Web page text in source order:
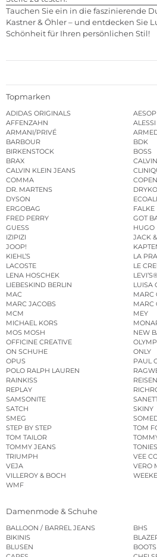
Tauchen Sie ein in die faszinierende
Kastner & Öhler – und entdecken Sie
Schönheit für Ihren persönlichen Stil!
Topmarken
ADIDAS ORIGINALS
AESOP
AFFENZAHN
ALESSI
ARMANI/PRIVÉ
BARBOUR
BDK
BIRKENSTOCK
BOSS
BRAX
CALVIN KLEIN JEANS
COMMA
DR. MARTENS
DYSON
ERGOBAG
FALKE
FRED PERRY
GOT
GUESS
HUGO
IZIPIZI
JACK
JOOP!
KIEHL’S
LA
LACOSTE
LE
LENA HOSCHEK
LIEBESKIND BERLIN
LUISA
MAC
MARC
MARC JACOBS
MARC
MCM
MEY
MICHAEL KORS
MOS MOSH
NEW
OFFICINE CREATIVE
OLYMP
ON SCHUHE
ONLY
OPUS
PAUL
POLO RALPH LAUREN
RAINKISS
REPLAY
SAMSONITE
SATCH
SKINY
SMEG
STEP BY STEP
TOM
TOM TAILOR
TOMMY JEANS
TONIES
TRIUMPH
VEE
VEJA
VERO
VILLEROY & BOCH
WMF
Damenmode & Schuhe
BALLOON / BARREL JEANS
BHS
BIKINIS
BLUSEN
BOOTS